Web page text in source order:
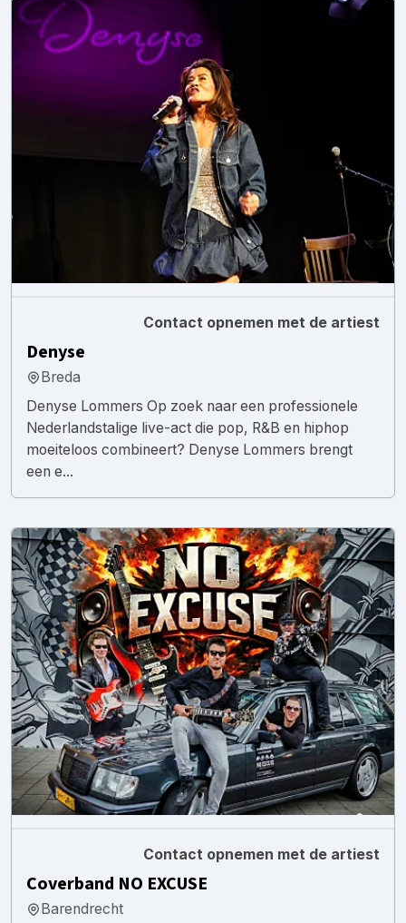
Contact opnemen met de artiest
Denyse
Breda
Denyse Lommers Op zoek naar een professionele
Nederlandstalige live-act die pop, R&B en hiphop
moeiteloos combineert? Denyse Lommers brengt
een e...
Contact opnemen met de artiest
Coverband NO EXCUSE
Barendrecht